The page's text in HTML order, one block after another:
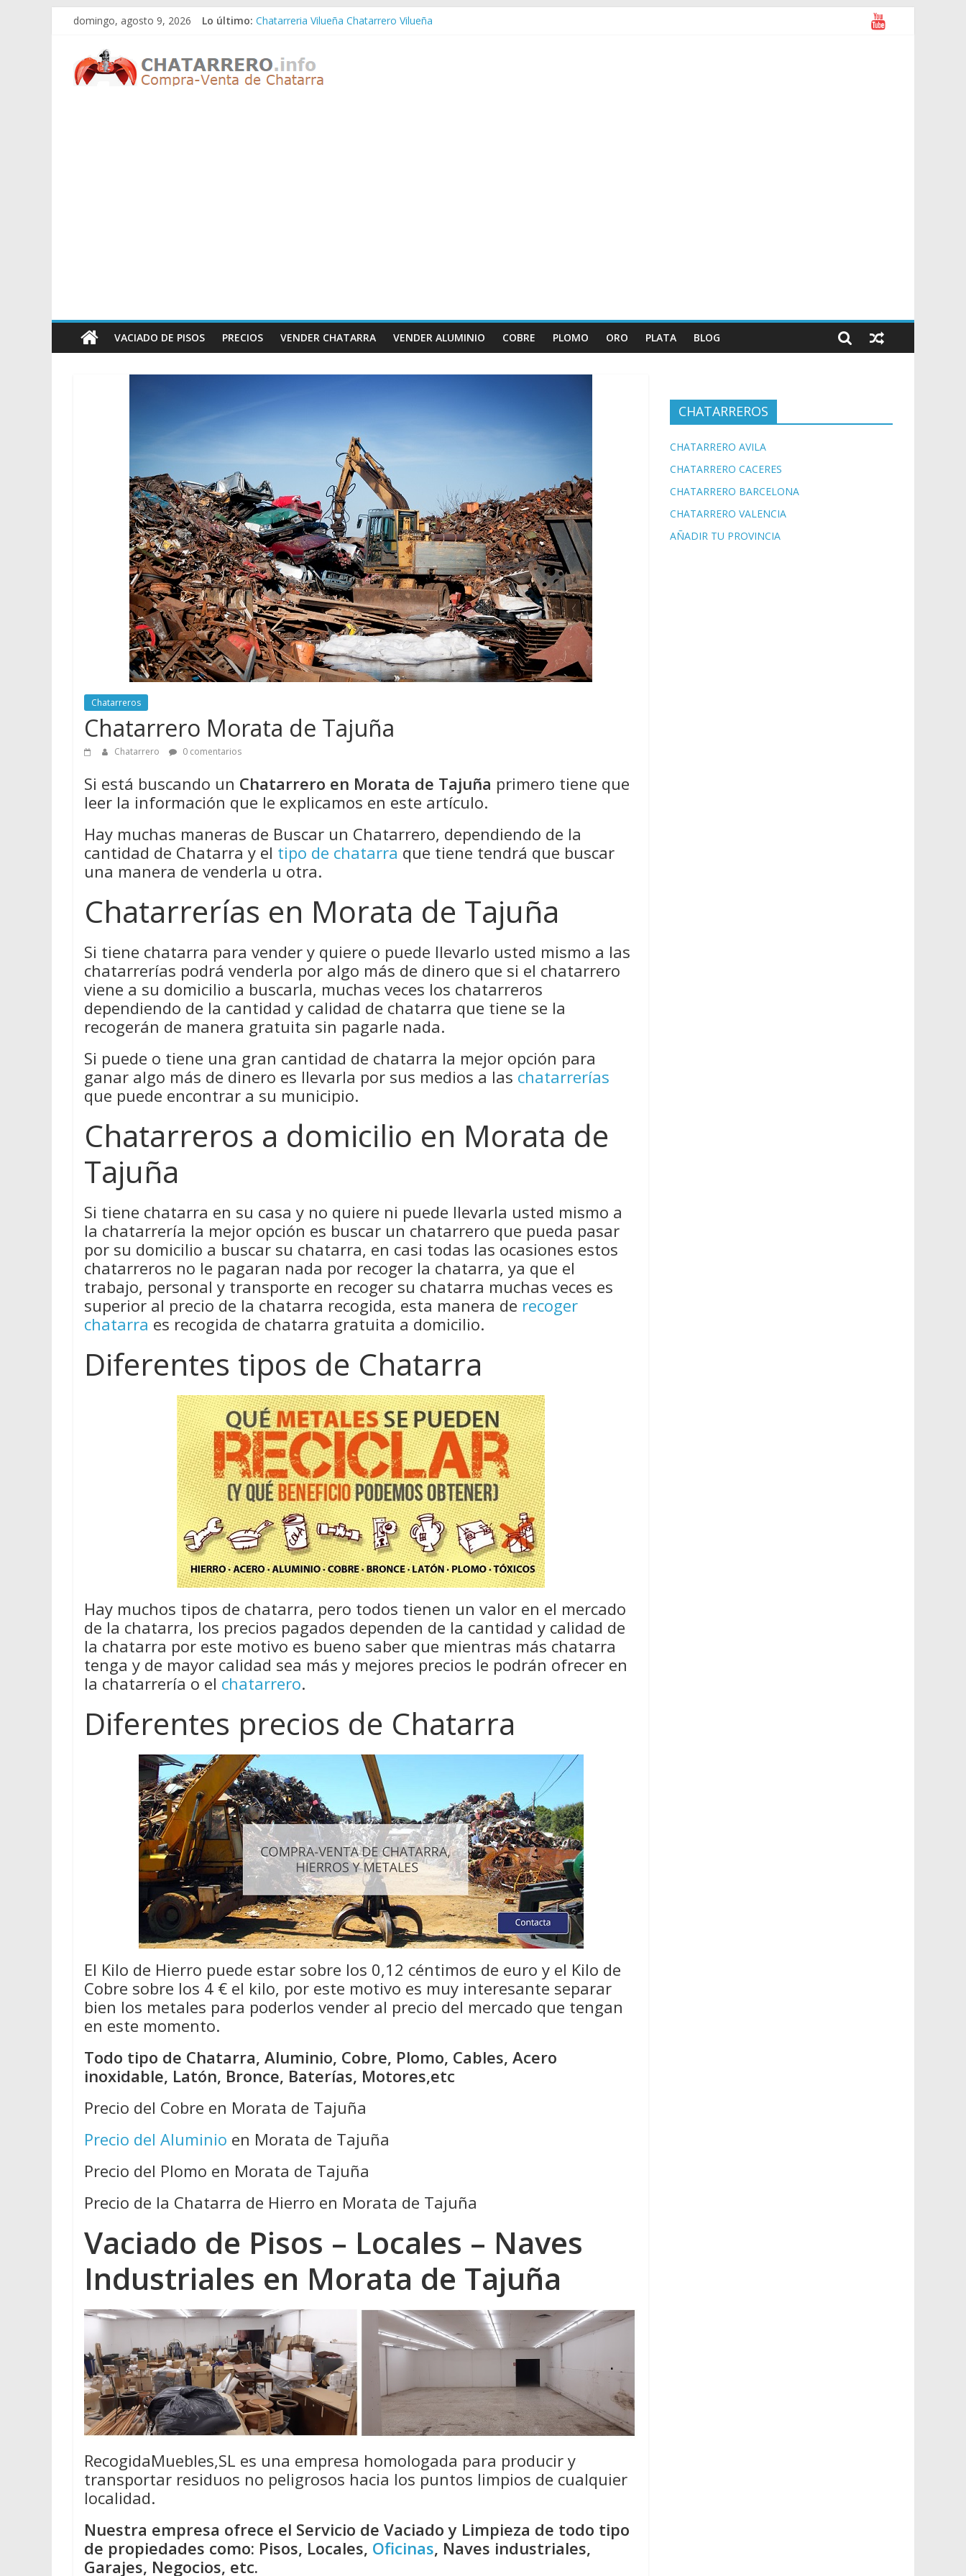
Saltar
contenido
domingo, agosto 9, 2026 Lo último: Chatarreria Vilueña Chatarrero Vilueña
Chatarreria Zaida Chatarrero Zaida
Chatarreria Vistabella Chatarrero Vistabella
Chatarreros
vender
ChatarraVACIADO DE PISOS PRECIOS VENDER CHATARRA VENDER ALUMINIO COBRE PLOMO ORO PLATA BLOG
Chatarreros
Chatarrero Morata de Tajuña
Chatarrero 0 comentarios
Si está buscando un Chatarrero en Morata de Tajuña primero tiene que
leer la información que le explicamos en este artículo.
Hay muchas maneras de Buscar un Chatarrero, dependiendo de la
cantidad de Chatarra y el tipo de chatarra que tiene tendrá que buscar
una manera de venderla u otra.
Chatarrerías en Morata de Tajuña
Si tiene chatarra para vender y quiere o puede llevarlo usted mismo a las
chatarrerías podrá venderla por algo más de dinero que si el chatarrero
viene a su domicilio a buscarla, muchas veces los chatarreros
dependiendo de la cantidad y calidad de chatarra que tiene se la
recogerán de manera gratuita sin pagarle nada.
Si puede o tiene una gran cantidad de chatarra la mejor opción para
ganar algo más de dinero es llevarla por sus medios a las chatarrerías
que puede encontrar a su municipio.
Chatarreros a domicilio en Morata de
Tajuña
Si tiene chatarra en su casa y no quiere ni puede llevarla usted mismo a
la chatarrería la mejor opción es buscar un chatarrero que pueda pasar
por su domicilio a buscar su chatarra, en casi todas las ocasiones estos
chatarreros no le pagaran nada por recoger la chatarra, ya que el
trabajo, personal y transporte en recoger su chatarra muchas veces es
superior al precio de la chatarra recogida, esta manera de recoger
chatarra es recogida de chatarra gratuita a domicilio.
Diferentes tipos de Chatarra
Hay muchos tipos de chatarra, pero todos tienen un valor en el mercado
de la chatarra, los precios pagados dependen de la cantidad y calidad de
la chatarra por este motivo es bueno saber que mientras más chatarra
tenga y de mayor calidad sea más y mejores precios le podrán ofrecer en
la chatarrería o el chatarrero.
Diferentes precios de Chatarra
El Kilo de Hierro puede estar sobre los 0,12 céntimos de euro y el Kilo de
Cobre sobre los 4 € el kilo, por este motivo es muy interesante separar
bien los metales para poderlos vender al precio del mercado que tengan
en este momento.
Todo tipo de Chatarra, Aluminio, Cobre, Plomo, Cables, Acero
inoxidable, Latón, Bronce, Baterías, Motores,etc
Precio del Cobre en Morata de Tajuña
Precio del Aluminio en Morata de Tajuña
Precio del Plomo en Morata de Tajuña
Precio de la Chatarra de Hierro en Morata de Tajuña
Vaciado de Pisos – Locales – Naves
Industriales en Morata de Tajuña
RecogidaMuebles,SL es una empresa homologada para producir y
transportar residuos no peligrosos hacia los puntos limpios de cualquier
localidad.
Nuestra empresa ofrece el Servicio de Vaciado y Limpieza de todo tipo
de propiedades como: Pisos, Locales, Oficinas, Naves industriales,
Garajes, Negocios, etc.
CHATARREROS
CHATARRERO AVILA
CHATARRERO CACERES
CHATARRERO BARCELONA
CHATARRERO VALENCIA
AÑADIR TU PROVINCIA